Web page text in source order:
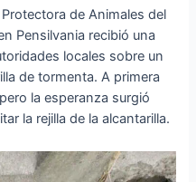
de Animales del
Pensilvania recibió una
locales sobre un
de tormenta. A primera
la esperanza surgió
la rejilla de la alcantarilla.